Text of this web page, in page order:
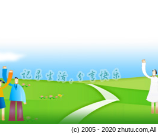
(c) 2005 - 2020